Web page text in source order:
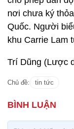
nơi chưa ký
Quốc. Người
khu Carrie Lam
Trí Dũng (Lược
Chủ đề: tin tức